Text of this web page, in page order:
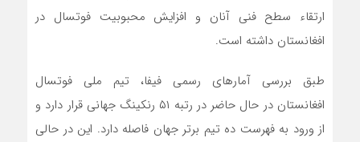
ارتقاء سطح فنی آنان و افزایش محبوبیت فوتسال در
افغانستان داشته است.
طبق بررسی آمارهای رسمی فیفا، تیم ملی فوتسال
افغانستان در حال حاضر در رتبه ۵۱ رنکینگ جهانی قرار دارد و
از ورود به فهرست ده تیم برتر جهان فاصله دارد. این در حالی